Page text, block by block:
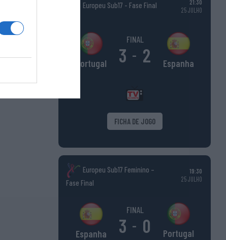
Europeu Sub17 - Fase Final
21:30
25 JULHO
Portugal
FINAL
3 - 2 Espanha
FICHA DE JOGO
Europeu Sub17 Feminino –
Fase Final
19:30
25 JULHO
Espanha
FINAL
3 - 0 Portugal